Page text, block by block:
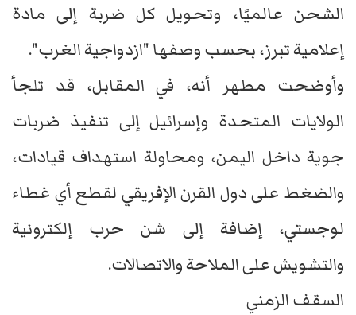
الشحن عالميًا، وتحويل كل ضربة إلى مادة
إعلامية تبرز، بحسب وصفها "ازدواجية الغرب".
وأوضحت مطهر أنه، في المقابل، قد تلجأ
الولايات المتحدة وإسرائيل إلى تنفيذ ضربات
جوية داخل اليمن، ومحاولة استهداف قيادات،
والضغط على دول القرن الإفريقي لقطع أي غطاء
لوجستي، إضافة إلى شن حرب إلكترونية
والتشويش على الملاحة والاتصالات.
السقف الزمني